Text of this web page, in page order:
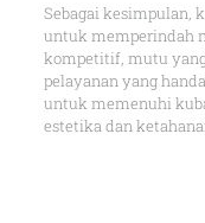
Sebagai kesimpulan,
untuk memperindah
kompetitif, mutu
pelayanan yang
untuk memenuhi
estetika dan